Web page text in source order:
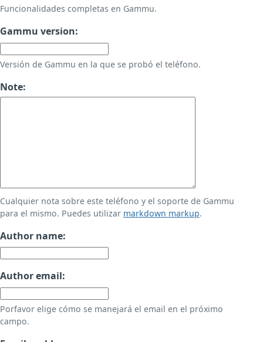
Funcionalidades completas en Gammu.
Gammu version:
Versión de Gammu en la que se probó el teléfono.
Note:
Cualquier nota sobre este teléfono y el soporte de Gammu
para el mismo. Puedes utilizar markdown markup.
Author name:
Author email:
Porfavor elige cómo se manejará el email en el próximo
campo.